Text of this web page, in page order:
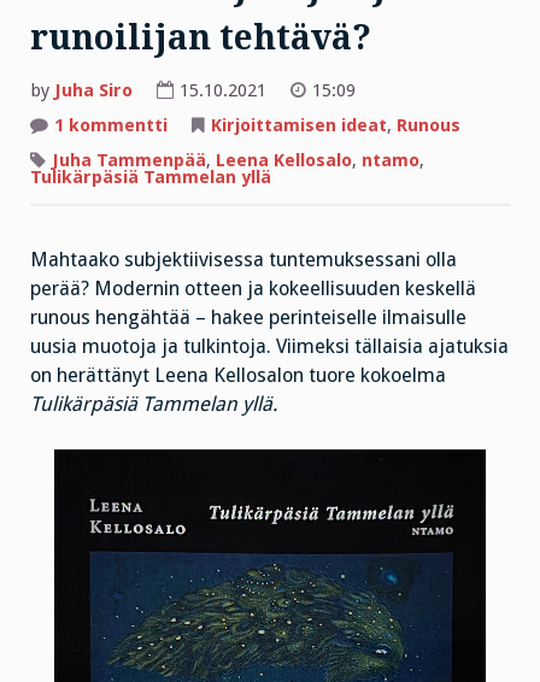
runoilijan tehtävä?
by Juha Siro 15.10.2021
15:09
1 kommenttiartikkeliin
on
kirjailijan
Kirjoittamisen ideat, Runous
Juha Tammenpää, Leena Kellosalo, ntamo,
Tulikärpäsiä Tammelan yllä
Mahtaako subjektiivisessa tuntemuksessani olla
perää? Modernin otteen ja kokeellisuuden keskellä
runous hengähtää – hakee perinteiselle ilmaisulle
uusia muotoja ja tulkintoja. Viimeksi tällaisia ajatuksia
on herättänyt Leena Kellosalon tuore kokoelma
Tulikärpäsiä Tammelan yllä.